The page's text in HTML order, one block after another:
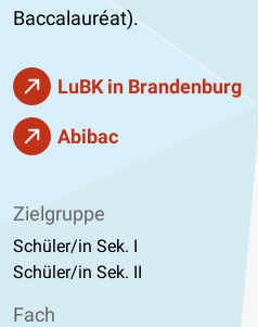
Baccalauréat).
LuBK in Brandenburg
Abibac
Zielgruppe
Schüler/in Sek. I
Schüler/in Sek. II
Fach